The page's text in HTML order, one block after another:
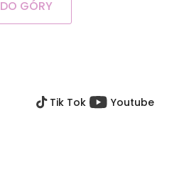
t
r
a
c
DO GÓRY
Tik Tok Youtube